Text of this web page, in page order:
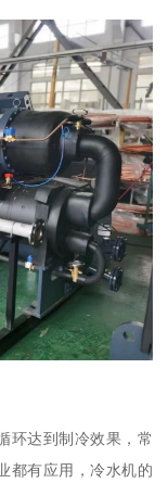
环达到制冷效果，常
都有应用，冷水机的